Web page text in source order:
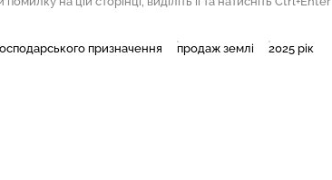
призначення продаж землі 2025 рік